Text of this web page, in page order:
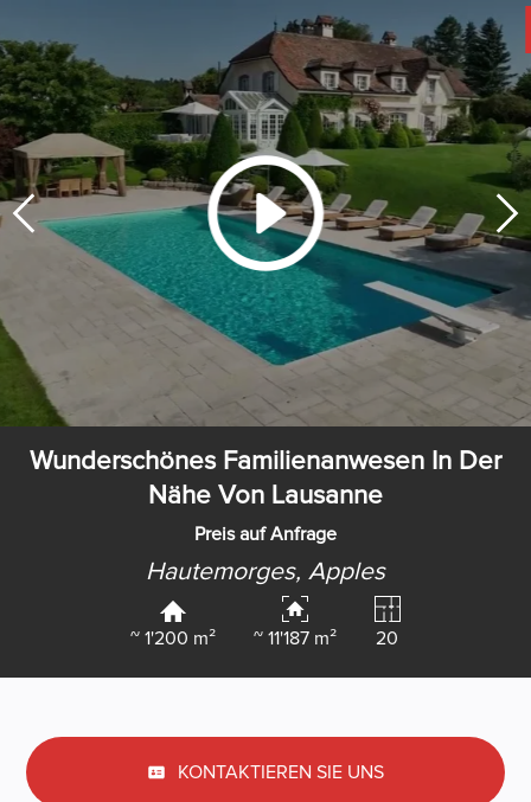
Wunderschönes Familienanwesen In Der
Nähe Von Lausanne
Preis auf Anfrage
Hautemorges, Apples
~ 1'200 m² ~ 11'187 m² 20
KONTAKTIEREN SIE UNS